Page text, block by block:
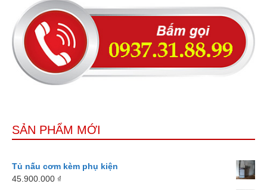
SẢN PHẨM MỚI
Tủ nấu cơm kèm phụ kiện
45.900.000 ₫